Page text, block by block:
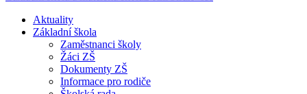
Aktuality
Základní škola
Zaměstnanci školy
Žáci ZŠ
Dokumenty ZŠ
Informace pro rodiče